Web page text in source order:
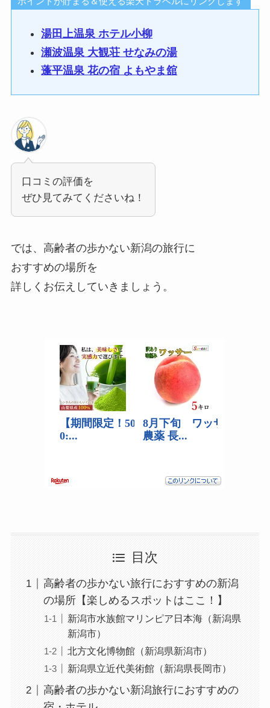
湯田上温泉 ホテル小柳
瀬波温泉 大観荘 せなみの湯
蓬平温泉 花の宿 よもやま舘
口コミの評価を
ぜひ見てみてくださいね！
では、高齢者の歩かない新潟の旅行に
おすすめの場所を
詳しくお伝えしていきましょう。
目次
高齢者の歩かない旅行におすすめの新潟
の場所【楽しめるスポットはここ！】
新潟市水族館マリンピア日本海（新潟県
新潟市）
北方文化博物館（新潟県新潟市）
新潟県立近代美術館（新潟県長岡市）
高齢者の歩かない新潟旅行におすすめの